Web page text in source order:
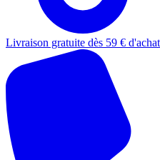
Livraison gratuite dès 59 €